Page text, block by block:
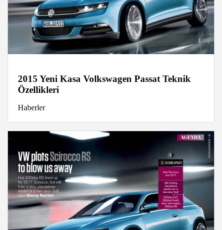
2015 Yeni Kasa Volkswagen Passat Teknik
Özellikleri
Haberler